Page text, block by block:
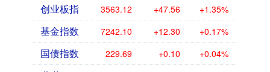
创业板指 3563.12 +47.56 +1.35%
基金指数 7242.10 +12.30 +0.17%
国债指数 229.69 +0.10 +0.04%